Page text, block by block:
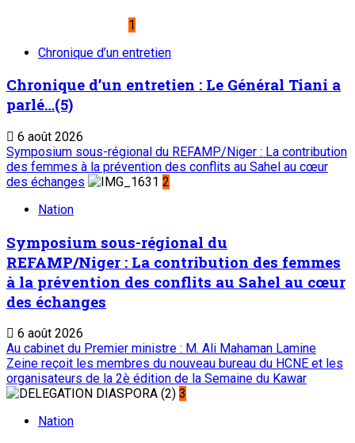
1
Chronique d’un entretien
Chronique d’un entretien : Le Général Tiani a
parlé…(5)
6 août 2026
Symposium sous-régional du REFAMP/Niger : La contribution
des femmes à la prévention des conflits au Sahel au cœur
des échanges
2
Nation
Symposium sous-régional du
REFAMP/Niger : La contribution des femmes
à la prévention des conflits au Sahel au cœur
des échanges
6 août 2026
Au cabinet du Premier ministre : M. Ali Mahaman Lamine
Zeine reçoit les membres du nouveau bureau du HCNE et les
organisateurs de la 2è édition de la Semaine du Kawar
3
Nation